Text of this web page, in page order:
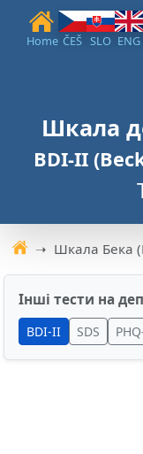
Home ČEŠ SLO ENG
Шкала
BDI-II
Архів тестівШкала Бека
Інші тести на
BDI-II SDS